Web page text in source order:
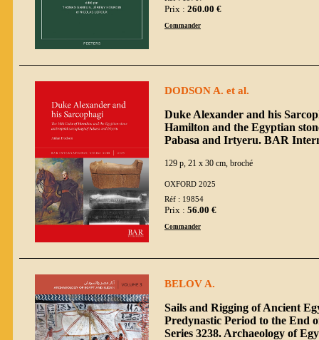
Prix : 260.00 €
Commander
DODSON A. et al.
Duke Alexander and his
Hamilton and the Egyptian
Pabasa and Irtyeru. BAR
129 p, 21 x 30 cm, broché
OXFORD 2025
Réf : 19854
Prix : 56.00 €
Commander
BELOV A.
Sails and Rigging of Ancient
Predynastic Period to the End
Series 3238. Archaeology of